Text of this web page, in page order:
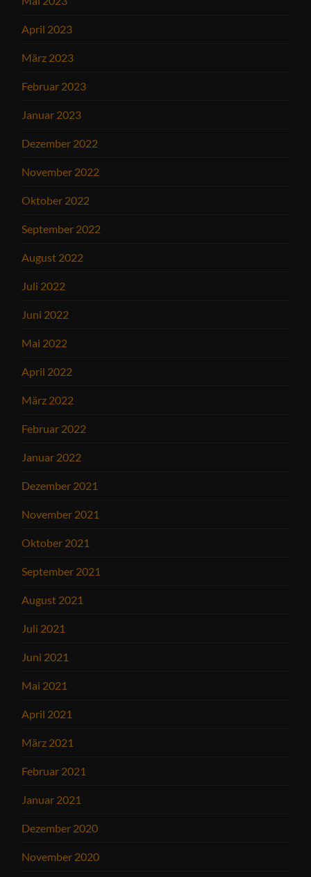
April 2023
März 2023
Februar 2023
Januar 2023
Dezember 2022
November 2022
Oktober 2022
September 2022
August 2022
Juli 2022
Juni 2022
Mai 2022
April 2022
März 2022
Februar 2022
Januar 2022
Dezember 2021
November 2021
Oktober 2021
September 2021
August 2021
Juli 2021
Juni 2021
Mai 2021
April 2021
März 2021
Februar 2021
Januar 2021
Dezember 2020
November 2020